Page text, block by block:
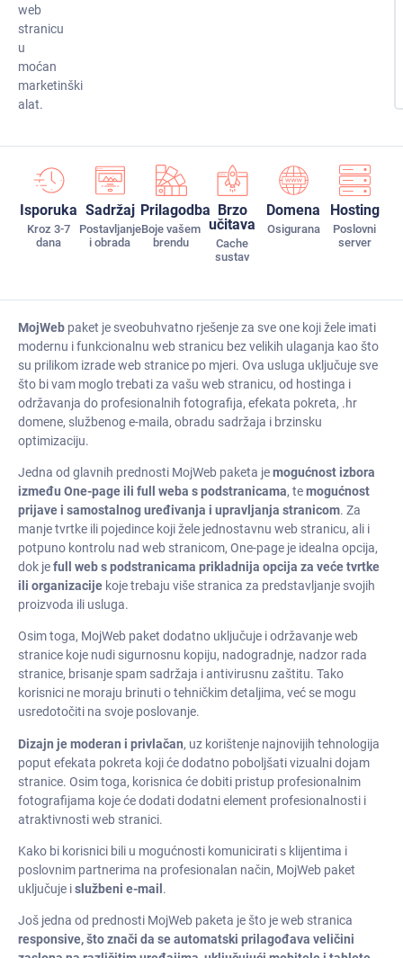
web
stranicu
u
moćan
marketinški
alat.
Isporuka
Kroz 3-7
dana
Sadržaj
Postavljanje
i obrada
Prilagodba
Boje vašem
brendu
Brzo
učitava
Cache
sustav
Domena
Osigurana
Hosting
Poslovni
server
MojWeb paket je sveobuhvatno rješenje za sve one koji žele imati
modernu i funkcionalnu web stranicu bez velikih ulaganja kao što
su prilikom izrade web stranice po mjeri. Ova usluga uključuje sve
što bi vam moglo trebati za vašu web stranicu, od hostinga i
održavanja do profesionalnih fotografija, efekata pokreta, .hr
domene, službenog e-maila, obradu sadržaja i brzinsku
optimizaciju.
Jedna od glavnih prednosti MojWeb paketa jemogućnost izbora
između One-page ili full weba s podstranicama, temogućnost
prijave i samostalnog uređivanja i upravljanja stranicom. Za
manje tvrtke ili pojedince koji žele jednostavnu web stranicu, ali i
potpuno kontrolu nad web stranicom, One-page je idealna opcija,
dok jefull web s podstranicama prikladnija opcija za veće tvrtke
ili organizacije koje trebaju više stranica za predstavljanje svojih
proizvoda ili usluga.
Osim toga, MojWeb paket dodatno uključuje i održavanje web
stranice koje nudi sigurnosnu kopiju, nadogradnje, nadzor rada
stranice, brisanje spam sadržaja i antivirusnu zaštitu. Tako
korisnici ne moraju brinuti o tehničkim detaljima, već se mogu
usredotočiti na svoje poslovanje.
Dizajn je moderan i privlačan, uz korištenje najnovijih tehnologija
poput efekata pokreta koji će dodatno poboljšati vizualni dojam
stranice. Osim toga, korisnica će dobiti pristup profesionalnim
fotografijama koje će dodati dodatni element profesionalnosti i
atraktivnosti web stranici.
Kako bi korisnici bili u mogućnosti komunicirati s klijentima i
poslovnim partnerima na profesionalan način, MojWeb paket
uključuje islužbeni e-mail .
Još jedna od prednosti MojWeb paketa je što je web stranica
responsive, što znači da se automatski prilagođava veličini